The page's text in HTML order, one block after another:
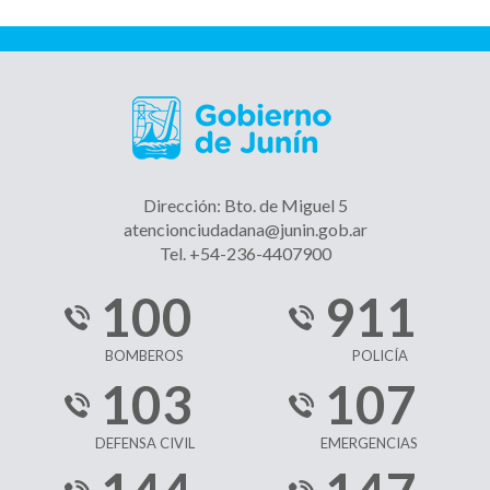
Dirección: Bto. de Miguel 5
atencionciudadana@junin.gob.ar
Tel. +54-236-4407900
100
BOMBEROS
911
POLICÍA
103
DEFENSA CIVIL
107
EMERGENCIAS